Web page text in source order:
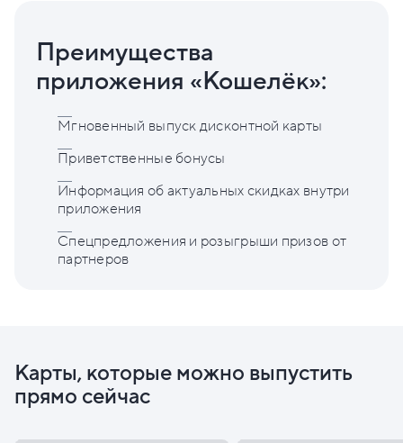
Преимущества
приложения «Кошелёк»:
Мгновенный выпуск дисконтной карты
Приветственные бонусы
Информация об актуальных скидках внутри
приложения
Спецпредложения и розыгрыши призов от
партнеров
Карты, которые можно выпустить
прямо сейчас